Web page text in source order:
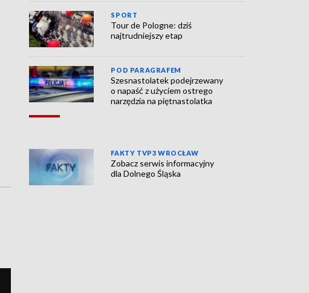
SPORT
Tour de Pologne: dziś
najtrudniejszy etap
POD PARAGRAFEM
Szesnastolatek podejrzewany
o napaść z użyciem ostrego
narzędzia na piętnastolatka
FAKTY TVP3 WROCŁAW
Zobacz serwis informacyjny
dla Dolnego Śląska